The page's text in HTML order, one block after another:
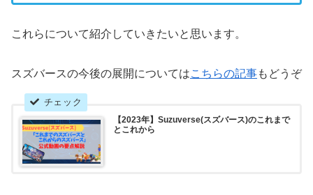
これらについて紹介していきたいと思います。
スズバースの今後の展開についてはこちらの記事もどうぞ
【2023年】Suzuverse(スズバース)のこれまで
とこれから